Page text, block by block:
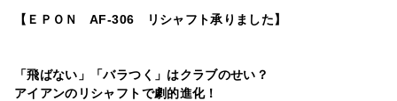
【ＥＰＯＮ AF-306 リシャフト承りました】
「飛ばない」「バラつく」はクラブのせい？
アイアンのリシャフトで劇的進化！